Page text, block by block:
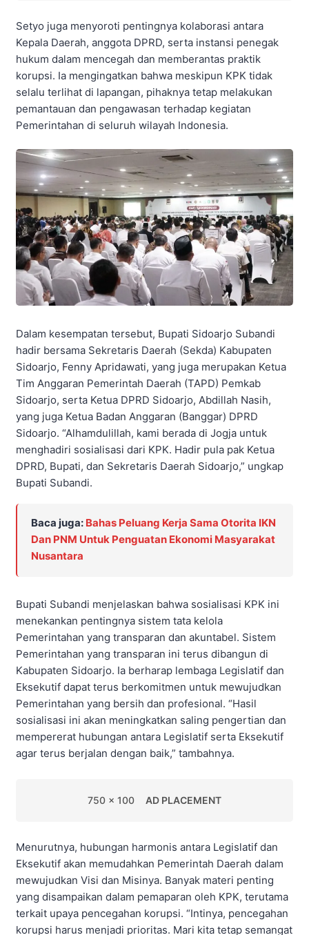
Setyo juga menyoroti pentingnya kolaborasi antara
Kepala Daerah, anggota DPRD, serta instansi penegak
hukum dalam mencegah dan memberantas praktik
korupsi. Ia mengingatkan bahwa meskipun KPK tidak
selalu terlihat di lapangan, pihaknya tetap melakukan
pemantauan dan pengawasan terhadap kegiatan
Pemerintahan di seluruh wilayah Indonesia.
Dalam kesempatan tersebut, Bupati Sidoarjo Subandi
hadir bersama Sekretaris Daerah (Sekda) Kabupaten
Sidoarjo, Fenny Apridawati, yang juga merupakan Ketua
Tim Anggaran Pemerintah Daerah (TAPD) Pemkab
Sidoarjo, serta Ketua DPRD Sidoarjo, Abdillah Nasih,
yang juga Ketua Badan Anggaran (Banggar) DPRD
Sidoarjo. “Alhamdulillah, kami berada di Jogja untuk
menghadiri sosialisasi dari KPK. Hadir pula pak Ketua
DPRD, Bupati, dan Sekretaris Daerah Sidoarjo,” ungkap
Bupati Subandi.
Baca juga: Bahas Peluang Kerja Sama Otorita IKN
Dan PNM Untuk Penguatan Ekonomi Masyarakat
Nusantara
Bupati Subandi menjelaskan bahwa sosialisasi KPK ini
menekankan pentingnya sistem tata kelola
Pemerintahan yang transparan dan akuntabel. Sistem
Pemerintahan yang transparan ini terus dibangun di
Kabupaten Sidoarjo. Ia berharap lembaga Legislatif dan
Eksekutif dapat terus berkomitmen untuk mewujudkan
Pemerintahan yang bersih dan profesional. “Hasil
sosialisasi ini akan meningkatkan saling pengertian dan
mempererat hubungan antara Legislatif serta Eksekutif
agar terus berjalan dengan baik,” tambahnya.
750 x 100 AD PLACEMENT
Menurutnya, hubungan harmonis antara Legislatif dan
Eksekutif akan memudahkan Pemerintah Daerah dalam
mewujudkan Visi dan Misinya. Banyak materi penting
yang disampaikan dalam pemaparan oleh KPK, terutama
terkait upaya pencegahan korupsi. “Intinya, pencegahan
korupsi harus menjadi prioritas. Mari kita tetap semangat